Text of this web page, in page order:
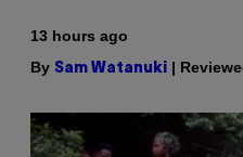
13 hours ago
By Sam Watanuki |